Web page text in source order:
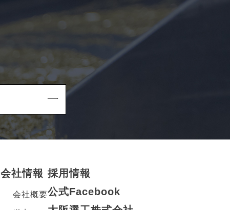
会社情報
会社概要
採用情報
公式Facebook